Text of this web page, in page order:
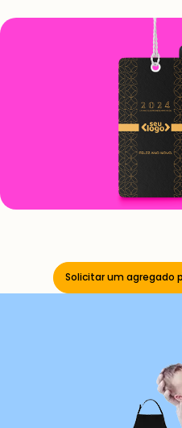
Solicitar um agregado